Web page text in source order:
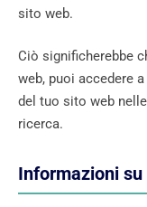
sito web.
Ciò significherebbe
web, puoi accedere
del tuo sito web
ricerca.
Informazioni